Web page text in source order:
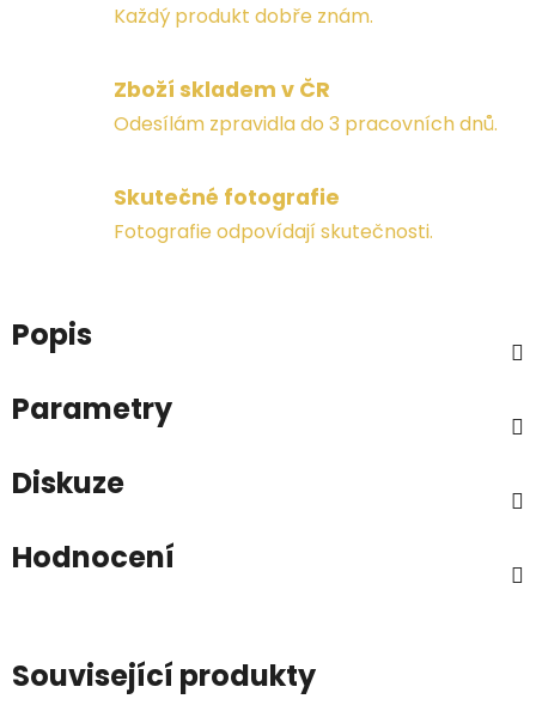
Každý produkt dobře znám.
Zboží skladem v ČR
Odesílám zpravidla do 3 pracovních dnů.
Skutečné fotografie
Fotografie odpovídají skutečnosti.
Popis
Parametry
Diskuze
Hodnocení
Související produkty